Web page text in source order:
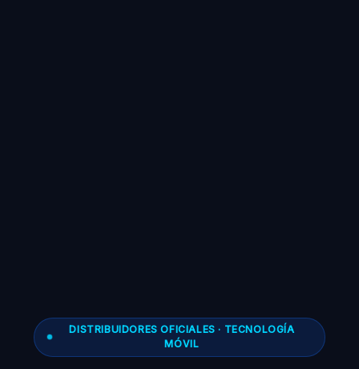
DISTRIBUIDORES OFICIALES · TECNOLOGÍA
MÓVIL